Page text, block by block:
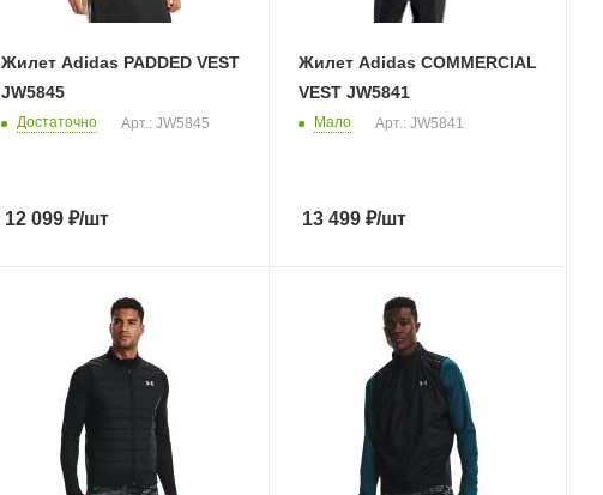
Жилет Adidas PADDED VEST
JW5845
Достаточно Арт.: JW5845
12 099₽/шт
Жилет Adidas COMMERCIAL
VEST JW5841
Мало Арт.: JW5841
13 499₽/шт